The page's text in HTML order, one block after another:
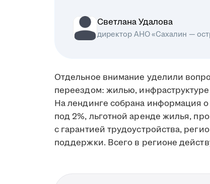
Светлана Удалова
директор АНО «Сахалин —
Отдельное внимание уделили
переездом: жилью,
На лендинге собрана информация
под 2%, льготной аренде жилья,
с гарантией трудоустройства,
поддержки. Всего в регионе